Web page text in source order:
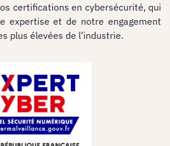
certifications en cybersécurité, qui
expertise et de notre engagement
plus élevées de l’industrie.